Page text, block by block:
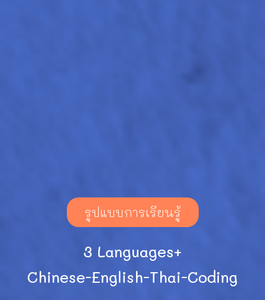
รูปแบบการเรียนรู้
3 Languages+
Chinese-English-Thai-Coding